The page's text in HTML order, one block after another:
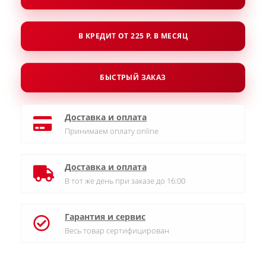
В КРЕДИТ ОТ 225 Р. В МЕСЯЦ
БЫСТРЫЙ ЗАКАЗ
Доставка и оплата
Принимаем оплату online
Доставка и оплата
В тот же день при заказе до 16:00
Гарантия и сервис
Весь товар сертифицирован